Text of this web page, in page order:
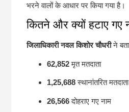
भरने वालों के आधार पर किया गया है।
कितने और क्यों हटाए गए
जिलाधिकारी नवल किशोर चौधरीने
62,852मृत मतदाता
1,25,688स्थानांतरित मतदाता
26,566दोहराए गए नाम